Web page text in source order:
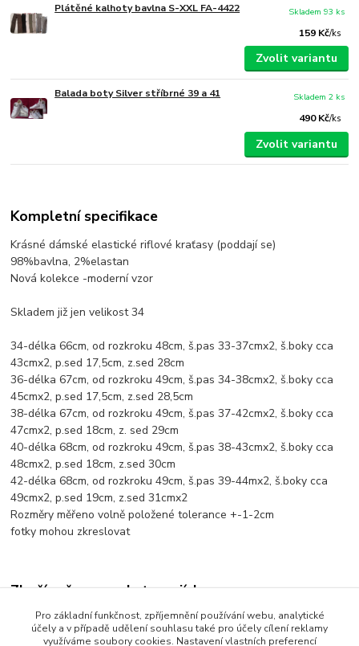
Plátěné kalhoty bavlna S-XXL FA-4422
159 Kč/ks
Skladem 93 ks
Zvolit variantu
Balada boty Silver stříbrné 39 a 41
490 Kč/ks
Skladem 2 ks
Zvolit variantu
Kompletní specifikace
Krásné dámské elastické riflové kraťasy (poddají se)
98%bavlna, 2%elastan
Nová kolekce -moderní vzor
Skladem již jen velikost 34
34-délka 66cm, od rozkroku 48cm, š.pas 33-37cmx2, š.boky cca
43cmx2, p.sed 17,5cm, z.sed 28cm
36-délka 67cm, od rozkroku 49cm, š.pas 34-38cmx2, š.boky cca
45cmx2, p.sed 17,5cm, z.sed 28,5cm
38-délka 67cm, od rozkroku 49cm, š.pas 37-42cmx2, š.boky cca
47cmx2, p.sed 18cm, z. sed 29cm
40-délka 68cm, od rozkroku 49cm, š.pas 38-43cmx2, š.boky cca
48cmx2, p.sed 18cm, z.sed 30cm
42-délka 68cm, od rozkroku 49cm, š.pas 39-44mx2, š.boky cca
49cmx2, p.sed 19cm, z.sed 31cmx2
Rozměry měřeno volně položené tolerance +-1-2cm
fotky mohou zkreslovat
Zboží zařazeno v kategoriích
Dámské oblečení
Pro základní funkčnost, zpříjemnění používání webu, analytické
účely a v případě udělení souhlasu také pro účely cílení reklamy
využíváme soubory cookies. Nastavení vlastních preferencí